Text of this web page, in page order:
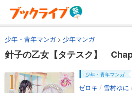
少年・青年マンガ 少年マンガ
針子の乙女【タテスク】
少年・青年マンガ
ゼロキ / 雪村ゆに